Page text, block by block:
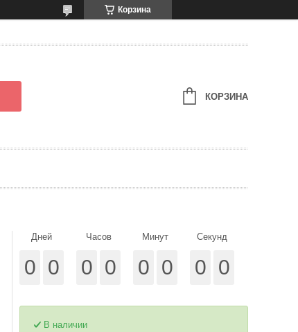
Корзина
КОРЗИНА
Дней
0 0
Часов
0 0
Минут
0 0
Секунд
0 0
В наличии